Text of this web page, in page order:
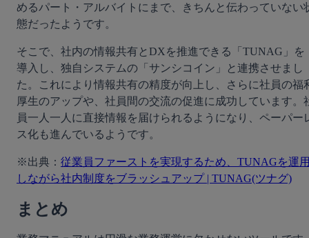
めるパート・アルバイトにまで、きちんと伝わっていない
態だったようです。
そこで、社内の情報共有とDXを推進できる「TUNAG」を
導入し、独自システムの「サンシコイン」と連携させまし
た。これにより情報共有の精度が向上し、さらに社員の福
厚生のアップや、社員間の交流の促進に成功しています。
員一人一人に直接情報を届けられるようになり、ペーパー
ス化も進んでいるようです。
※出典： 従業員ファーストを実現するため、TUNAGを運
しながら社内制度をブラッシュアップ | TUNAG(ツナグ)
まとめ